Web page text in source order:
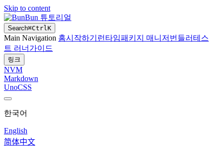
Skip to content
Bun 튜토리얼
Search⌘CtrlK
Main Navigation 홈시작하기 런타임패키지 매니저 번들러테스
트 러너 가이드
링크
NVM
Markdown
UnoCSS
한국어
English
简体中文